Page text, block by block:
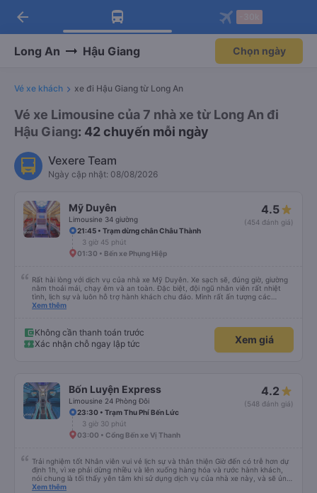
Tải app Vexere ngay!
Nhận ưu đãi thành viên độc
Mở app
Tải app Vexere
-30k/ghế khi đặt vé máy bay qua
Mở app
arrow_back
Long An Hậu Giang Chọn ngày
Vé xe khách xe đi Hậu Giang từ Long An
Vé xe Limousine của 7 nhà xe từ Long An đi
Hậu Giang: 42 chuyến mỗi ngày
Vexere Team
Ngày cập nhật: 08/08/2026
Mỹ Duyên
Limousine 34 giường
4.5
(454 đánh giá)
21:45 • Trạm dừng chân Châu Thành
3 giờ 45 phút
01:30 • Bến xe Phụng Hiệp
Rất hài lòng với dịch vụ của nhà xe Mỹ Duyên. Xe sạch sẽ, đúng giờ, giường
nằm thoải mái, chạy êm và an toàn. Đặc biệt, đội ngũ nhân viên rất nhiệt
tình, lịch sự và luôn hỗ trợ hành khách chu đáo. Mình rất ấn tượng các
anh/chị nhân viên trung chuyển ở Mỹ Luông. Mọi người rất thân thiện, đón
cảm giác rất yên tâm khi di chuyển. Chắc chắn sẽ tiếp tục lựa chọn nhà xe
Mỹ Duyên trong những chuyến đi sắp tới. Cảm ơn nhà xe và đội ngũ nhân
viên đã mang đến một chuyến đi thật thoải mái!
Xem thêm
Không cần thanh toán trước
Xác nhận chỗ ngay lập tức
Xem giá
Bốn Luyện Express
Limousine 24 Phòng Đôi
4.2
(548 đánh giá)
23:30 • Trạm Thu Phí Bến Lức
3 giờ 30 phút
03:00 • Cổng Bến xe Vị Thanh
Trải nghiệm tốt Nhân viên vui vẻ lịch sự và thân thiện Giờ đến có trễ hơn dự
định 1h, vì xe phải dừng nhiều và lên xuống hàng hóa và rước hành khách,
nói chung là tối thấy yên tâm khi sử dụng dịch vụ của nhà xe này, và sẽ ủng
hộ và giới thiệu cho người thân sử dụng dịch vụ của nhà xe này
Xem thêm